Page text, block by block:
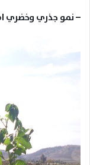
– نمو جذري وخضري